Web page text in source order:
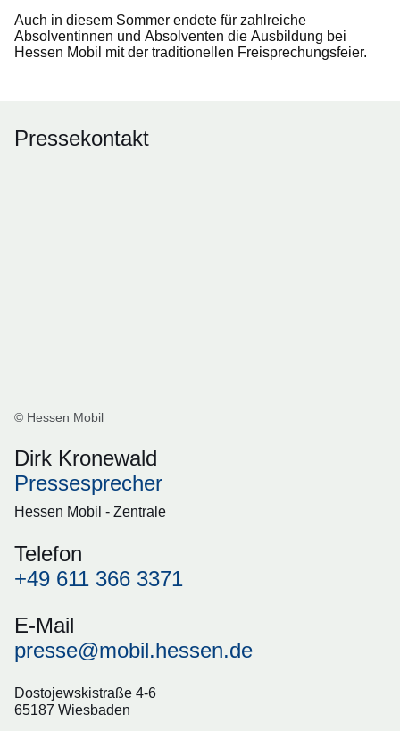
Auch in diesem Sommer endete für zahlreiche
Absolventinnen und Absolventen die Ausbildung bei
Hessen Mobil mit der traditionellen Freisprechungsfeier.
Pressekontakt
© Hessen Mobil
Dirk Kronewald
Pressesprecher
Hessen Mobil - Zentrale
Telefon
+49 611 366 3371
E-Mail
presse@mobil.hessen.de
Dostojewskistraße 4-6
65187 Wiesbaden